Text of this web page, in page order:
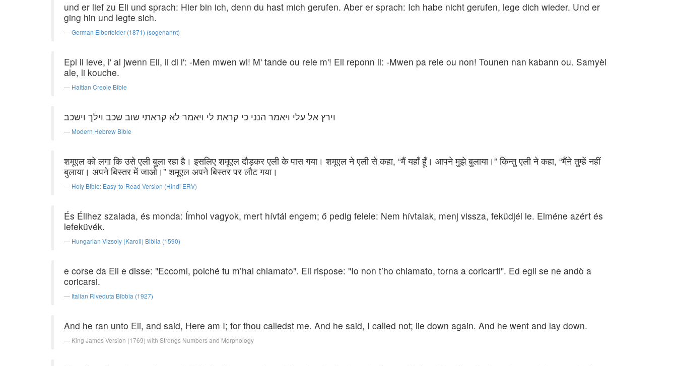
und er lief zu Eli und sprach: Hier bin ich, denn du hast mich gerufen. Aber er sprach: Ich habe nicht gerufen, lege dich wieder. Und er
ging hin und legte sich.
German Elberfelder (1871) (sogenannt)
Epi li leve, l' al jwenn Eli, li di l': -Men mwen wi! M' tande ou rele m'! Eli reponn li: -Mwen pa rele ou non! Tounen nan kabann ou. Samyèl
ale, li kouche.
Haitian Creole Bible
וירץ אל עלי ויאמר הנני כי קראת לי ויאמר לא קראתי שוב שכב וילך וישכב׃
Modern Hebrew Bible
शमूएल को लगा कि उसे एली बुला रहा है। इसलिए शमूएल दौड़कर एली के पास गया। शमूएल ने एली से कहा, “मैं यहाँ हूँ। आपने मुझे बुलाया।” किन्तु एली ने कहा, “मैंने तुम्हें नहीं
बुलाया। अपने बिस्तर में जाओ।” शमूएल अपने बिस्तर पर लौट गया।
Holy Bible: Easy-to-Read Version (Hindi ERV)
És Élihez szalada, és monda: Ímhol vagyok, mert hívtál engem; ő pedig felele: Nem hívtalak, menj vissza, feküdjél le. Elméne azért és
lefeküvék.
Hungarian Vizsoly (Karoli) Biblia (1590)
e corse da Eli e disse: "Eccomi, poiché tu m’hai chiamato". Eli rispose: "Io non t’ho chiamato, torna a coricarti". Ed egli se ne andò a
coricarsi.
Italian Riveduta Bibbia (1927)
And he ran unto Eli, and said, Here am I; for thou calledst me. And he said, I called not; lie down again. And he went and lay down.
King James Version (1769) with Strongs Numbers and Morphology